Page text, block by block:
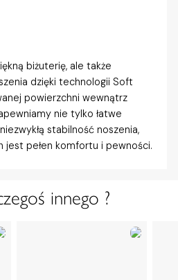
biżuterię, ale także
dzięki technologii Soft
powierzchni wewnątrz
nie tylko łatwe
stabilność noszenia,
jest pełen komfortu i pewności.
innego ?